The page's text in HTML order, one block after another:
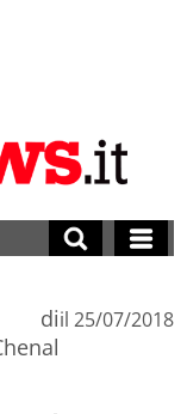
diil 25/07/2018